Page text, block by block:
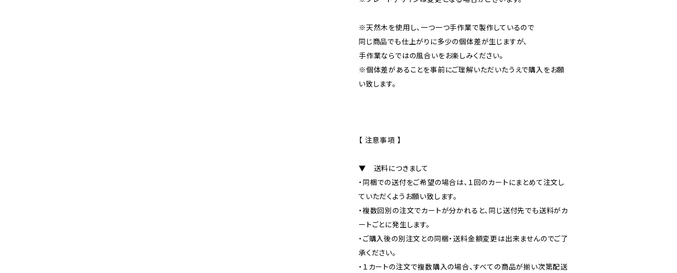
※天然木を使用し、一つ一つ手作業で製作しているので
同じ商品でも仕上がりに多少の個体差が生じますが、
手作業ならではの風合いをお楽しみください。
※個体差があることを事前にご理解いただいたうえで購入をお願
い致します。
【 注意事項 】
▼ 送料につきまして
・同梱での送付をご希望の場合は、１回のカートにまとめて注文し
ていただくようお願い致します。
・複数回別の注文でカートが分かれると、同じ送付先でも送料がカ
ートごとに発生します。
・ご購入後の別注文との同梱・送料金額変更は出来ませんのでご了
承ください。
・１カートの注文で複数購入の場合、すべての商品が揃い次第配送